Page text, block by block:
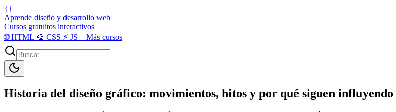
{}
Aprende diseño y desarrollo web
Cursos gratuitos interactivos
🌐HTML 🎨 CSS ⚡ JS + Más cursos
Historia del diseño gráfico: movimientos, hitos y por qué siguen influyendo